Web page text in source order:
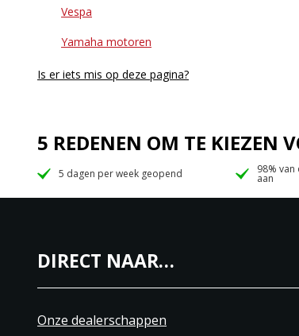
Vespa
Yamaha motoren
Is er iets mis op deze pagina?
5 REDENEN OM TE KIEZEN
5 dagen per week geopend 98%
aan
DIRECT NAAR…
Onze dealerschappen